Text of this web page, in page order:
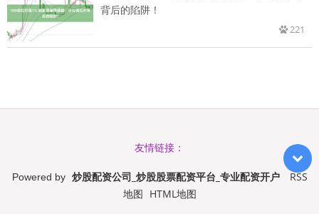
背后的陷阱！
221
友情链接：
Powered by 炒股配资公司_炒股股票配资平台_专业配资开户
RSS
地图 HTML地图